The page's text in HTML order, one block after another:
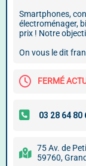
Smartphones,
électroménager,
prix ! Notre
On vous le dit
FERMÉ
75 Av. de
59760,